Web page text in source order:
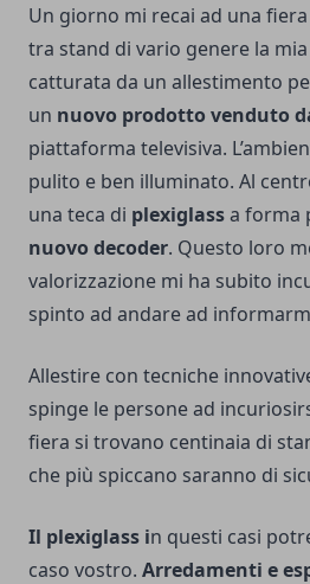
Un giorno mi recai ad una
tra stand di vario genere la
catturata da un allestimento
un nuovo prodotto venduto
piattaforma televisiva.
pulito e ben illuminato. Al
una teca di plexiglassa forma
nuovo decoder. Questo loro
valorizzazione mi ha subito
spinto ad andare ad
Allestire con tecniche
spinge le persone ad
fiera si trovano centinaia di
che più spiccano saranno di
Il plexiglass in questi casi
caso vostro. Arredamenti e